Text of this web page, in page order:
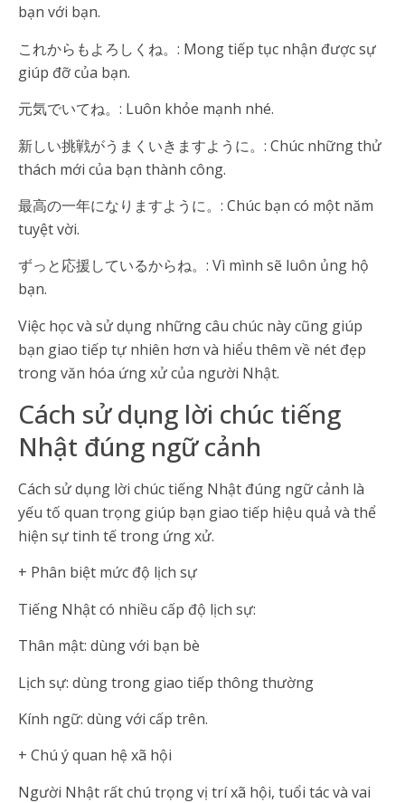
bạn với bạn.
これからもよろしくね。: Mong tiếp tục nhận được sự
giúp đỡ của bạn.
元気でいてね。: Luôn khỏe mạnh nhé.
新しい挑戦がうまくいきますように。: Chúc những thử
thách mới của bạn thành công.
最高の一年になりますように。: Chúc bạn có một năm
tuyệt vời.
ずっと応援しているからね。: Vì mình sẽ luôn ủng hộ
bạn.
Việc học và sử dụng những câu chúc này cũng giúp
bạn giao tiếp tự nhiên hơn và hiểu thêm về nét đẹp
trong văn hóa ứng xử của người Nhật.
Cách sử dụng lời chúc tiếng
Nhật đúng ngữ cảnh
Cách sử dụng lời chúc tiếng Nhật đúng ngữ cảnh là
yếu tố quan trọng giúp bạn giao tiếp hiệu quả và thể
hiện sự tinh tế trong ứng xử.
+ Phân biệt mức độ lịch sự
Tiếng Nhật có nhiều cấp độ lịch sự:
Thân mật: dùng với bạn bè
Lịch sự: dùng trong giao tiếp thông thường
Kính ngữ: dùng với cấp trên.
+ Chú ý quan hệ xã hội
Người Nhật rất chú trọng vị trí xã hội, tuổi tác và vai